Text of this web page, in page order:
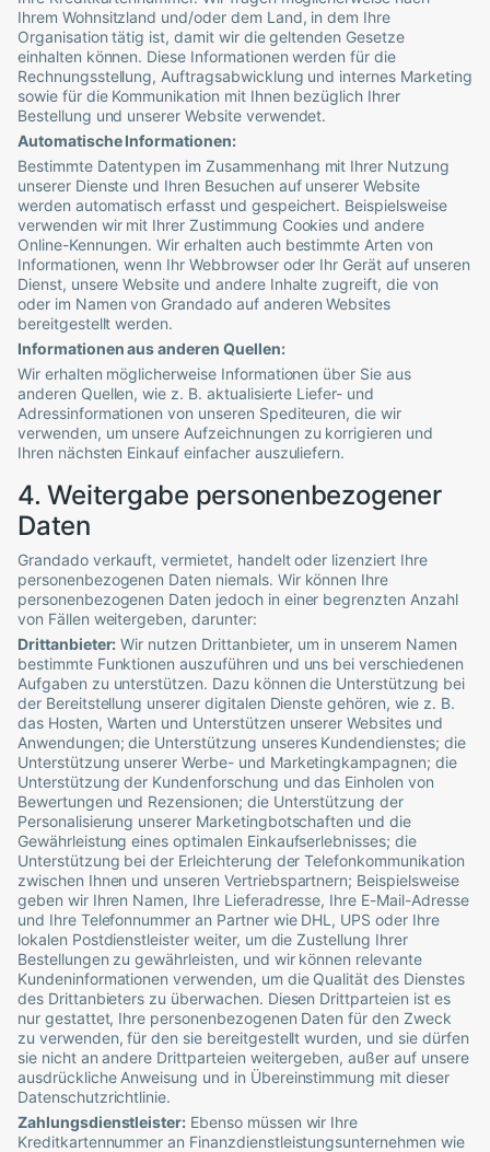
Ihrem Wohnsitzland und/oder dem Land, in dem Ihre
Organisation tätig ist, damit wir die geltenden Gesetze
einhalten können. Diese Informationen werden für die
Rechnungsstellung, Auftragsabwicklung und internes Marketing
sowie für die Kommunikation mit Ihnen bezüglich Ihrer
Bestellung und unserer Website verwendet.
Automatische Informationen:
Bestimmte Datentypen im Zusammenhang mit Ihrer Nutzung
unserer Dienste und Ihren Besuchen auf unserer Website
werden automatisch erfasst und gespeichert. Beispielsweise
verwenden wir mit Ihrer Zustimmung Cookies und andere
Online-Kennungen. Wir erhalten auch bestimmte Arten von
Informationen, wenn Ihr Webbrowser oder Ihr Gerät auf unseren
Dienst, unsere Website und andere Inhalte zugreift, die von
oder im Namen von Grandadoauf anderen Websites
bereitgestellt werden.
Informationen aus anderen Quellen:
Wir erhalten möglicherweise Informationen über Sie aus
anderen Quellen, wie z. B. aktualisierte Liefer- und
Adressinformationen von unseren Spediteuren, die wir
verwenden, um unsere Aufzeichnungen zu korrigieren und
Ihren nächsten Einkauf einfacher auszuliefern.
4. Weitergabe personenbezogener
Daten
Grandadoverkauft, vermietet, handelt oder lizenziert Ihre
personenbezogenen Daten niemals. Wir können Ihre
personenbezogenen Daten jedoch in einer begrenzten Anzahl
von Fällen weitergeben, darunter:
Drittanbieter: Wir nutzen Drittanbieter, um in unserem Namen
bestimmte Funktionen auszuführen und uns bei verschiedenen
Aufgaben zu unterstützen. Dazu können die Unterstützung bei
der Bereitstellung unserer digitalen Dienste gehören, wie z. B.
das Hosten, Warten und Unterstützen unserer Websites und
Anwendungen; die Unterstützung unseres Kundendienstes; die
Unterstützung unserer Werbe- und Marketingkampagnen; die
Unterstützung der Kundenforschung und das Einholen von
Bewertungen und Rezensionen; die Unterstützung der
Personalisierung unserer Marketingbotschaften und die
Gewährleistung eines optimalen Einkaufserlebnisses; die
Unterstützung bei der Erleichterung der Telefonkommunikation
zwischen Ihnen und unseren Vertriebspartnern; Beispielsweise
geben wir Ihren Namen, Ihre Lieferadresse, Ihre E-Mail-Adresse
und Ihre Telefonnummer an Partner wie DHL, UPS oder Ihre
lokalen Postdienstleister weiter, um die Zustellung Ihrer
Bestellungen zu gewährleisten, und wir können relevante
Kundeninformationen verwenden, um die Qualität des Dienstes
des Drittanbieters zu überwachen. Diesen Drittparteien ist es
nur gestattet, Ihre personenbezogenen Daten für den Zweck
zu verwenden, für den sie bereitgestellt wurden, und sie dürfen
sie nicht an andere Drittparteien weitergeben, außer auf unsere
ausdrückliche Anweisung und in Übereinstimmung mit dieser
Datenschutzrichtlinie.
Zahlungsdienstleister: Ebenso müssen wir Ihre
Kreditkartennummer an Finanzdienstleistungsunternehmen wie